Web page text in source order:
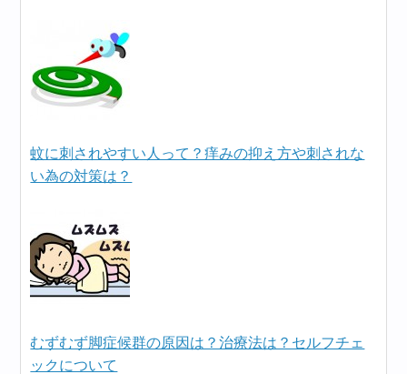
蚊に刺されやすい人って？痒みの抑え方や刺されな
い為の対策は？
むずむず脚症候群の原因は？治療法は？セルフチェ
ックについて